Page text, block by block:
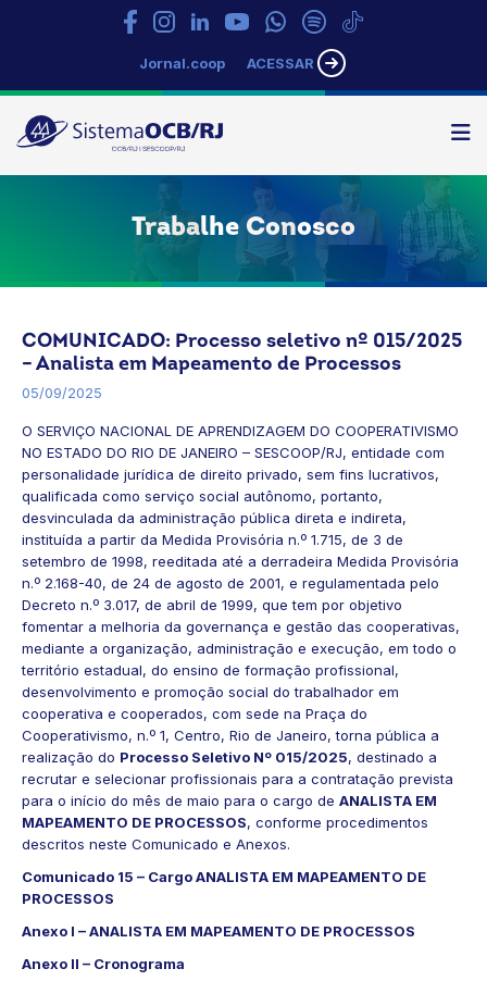
Jornal.coop ACESSAR
Sistema
OCB/RJ
Trabalhe Conosco
COMUNICADO: Processo seletivo nº 015/2025
– Analista em Mapeamento de Processos
05/09/2025
O SERVIÇO NACIONAL DE APRENDIZAGEM DO COOPERATIVISMO
NO ESTADO DO RIO DE JANEIRO – SESCOOP/RJ, entidade com
personalidade jurídica de direito privado, sem fins lucrativos,
qualificada como serviço social autônomo, portanto,
desvinculada da administração pública direta e indireta,
instituída a partir da Medida Provisória n.º 1.715, de 3 de
setembro de 1998, reeditada até a derradeira Medida Provisória
n.º 2.168-40, de 24 de agosto de 2001, e regulamentada pelo
Decreto n.º 3.017, de abril de 1999, que tem por objetivo
fomentar a melhoria da governança e gestão das cooperativas,
mediante a organização, administração e execução, em todo o
território estadual, do ensino de formação profissional,
desenvolvimento e promoção social do trabalhador em
cooperativa e cooperados, com sede na Praça do
Cooperativismo, n.º 1, Centro, Rio de Janeiro, torna pública a
realização do Processo Seletivo Nº 015/2025, destinado a
recrutar e selecionar profissionais para a contratação prevista
para o início do mês de maio para o cargo de ANALISTA EM
MAPEAMENTO DE PROCESSOS, conforme procedimentos
descritos neste Comunicado e Anexos.
Comunicado 15 – Cargo ANALISTA EM MAPEAMENTO DE
PROCESSOS
Anexo I – ANALISTA EM MAPEAMENTO DE PROCESSOS
Anexo II – Cronograma